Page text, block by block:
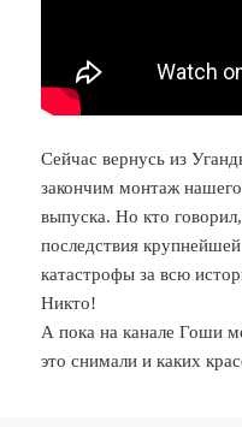
Сейчас вернусь из
закончим монтаж
выпуска. Но кто
последствия
катастрофы за всю
Никто!
А пока на канале Гоши
это снимали и каких